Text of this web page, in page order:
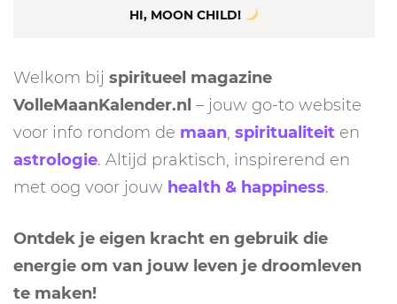
HI, MOON CHILD!
Welkom bij spiritueel magazine
VolleMaanKalender.nl – jouw go-to website
voor info rondom de maan, spiritualiteit en
astrologie. Altijd praktisch, inspirerend en
met oog voor jouw health & happiness.
Ontdek je eigen kracht en gebruik die
energie om van jouw leven je droomleven
te maken!